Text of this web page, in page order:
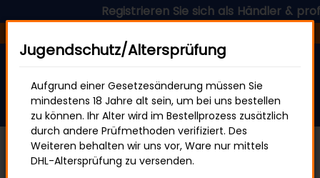
Registrieren Sie sich als Händler &
Versandinformationen
Jugendschutz/Altersprüfung
Aufgrund einer Gesetzesänderung müssen Sie
mindestens 18 Jahre alt sein, um bei uns bestellen
zu können. Ihr Alter wird im Bestellprozess zusätzlich
durch andere Prüfmethoden verifiziert. Des
Weiteren behalten wir uns vor, Ware nur mittels
DHL-Altersprüfung zu versenden.